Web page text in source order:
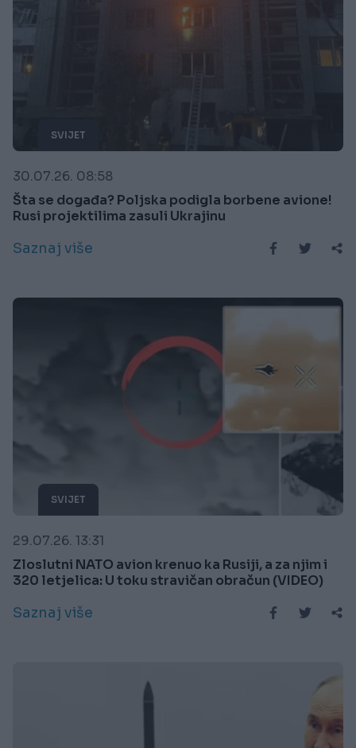
SVIJET
30.07.26. 08:58
Šta se događa? Poljska podigla borbene avione!
Rusi projektilima zasuli Ukrajinu
Saznaj više
SVIJET
29.07.26. 13:31
Zloslutni NATO avion krenuo ka Rusiji, a za njim i
320 letjelica: U toku stravičan obračun (VIDEO)
Saznaj više